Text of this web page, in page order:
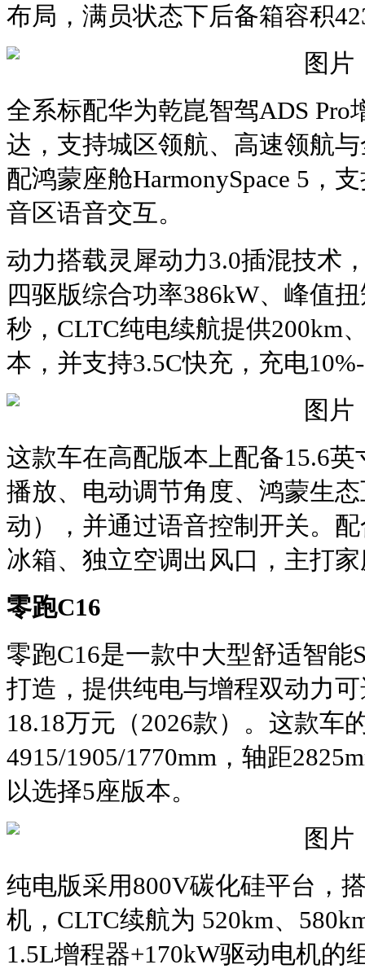
布局，满员状态下后备箱容积
全系标配华为乾崑智驾ADS
达，支持城区领航、高速领航
配鸿蒙座舱HarmonySpace 5，
音区语音交互。
动力搭载灵犀动力3.0插混技术
四驱版综合功率386kW、峰值
秒，CLTC纯电续航提供200km
本，并支持3.5C快充，充电
这款车在高配版本上配备15.6
播放、电动调节角度、鸿蒙生
动），并通过语音控制开关。
冰箱、独立空调出风口，主打
零跑C16
零跑C16是一款中大型舒适智能
打造，提供纯电与增程双动力
18.18万元（2026款）。这款车
4915/1905/1770mm，轴距
以选择5座版本。
纯电版采用800V碳化硅平台，
机，CLTC续航为 520km、
1.5L增程器+170kW驱动电机的